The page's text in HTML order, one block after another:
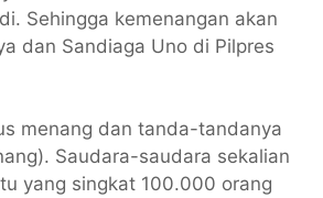
Sehingga kemenangan akan
dan Sandiaga Uno di Pilpres
menang dan tanda-tandanya
Saudara-saudara sekalian
yang singkat 100.000 orang